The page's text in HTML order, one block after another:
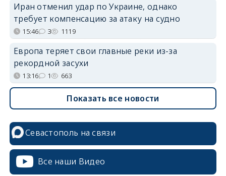
Иран отменил удар по Украине, однако
требует компенсацию за атаку на судно
15:46 3 1119
Европа теряет свои главные реки из-за
рекордной засухи
13:16 1 663
Показать все новости
Севастополь на связи
Все наши Видео